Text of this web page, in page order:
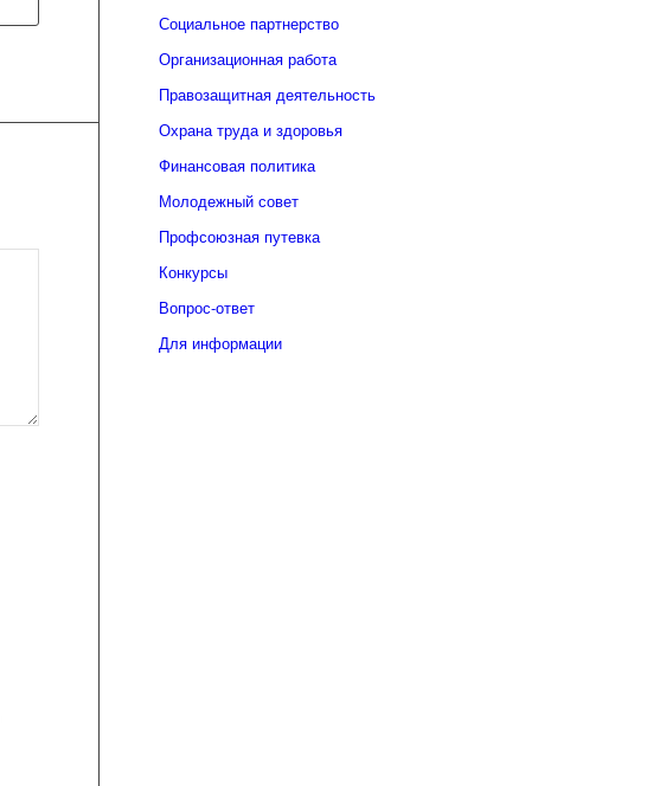
Социальное партнерство
Организационная работа
Правозащитная деятельность
Охрана труда и здоровья
Финансовая политика
Молодежный совет
Профсоюзная путевка
Конкурсы
Вопрос-ответ
Для информации